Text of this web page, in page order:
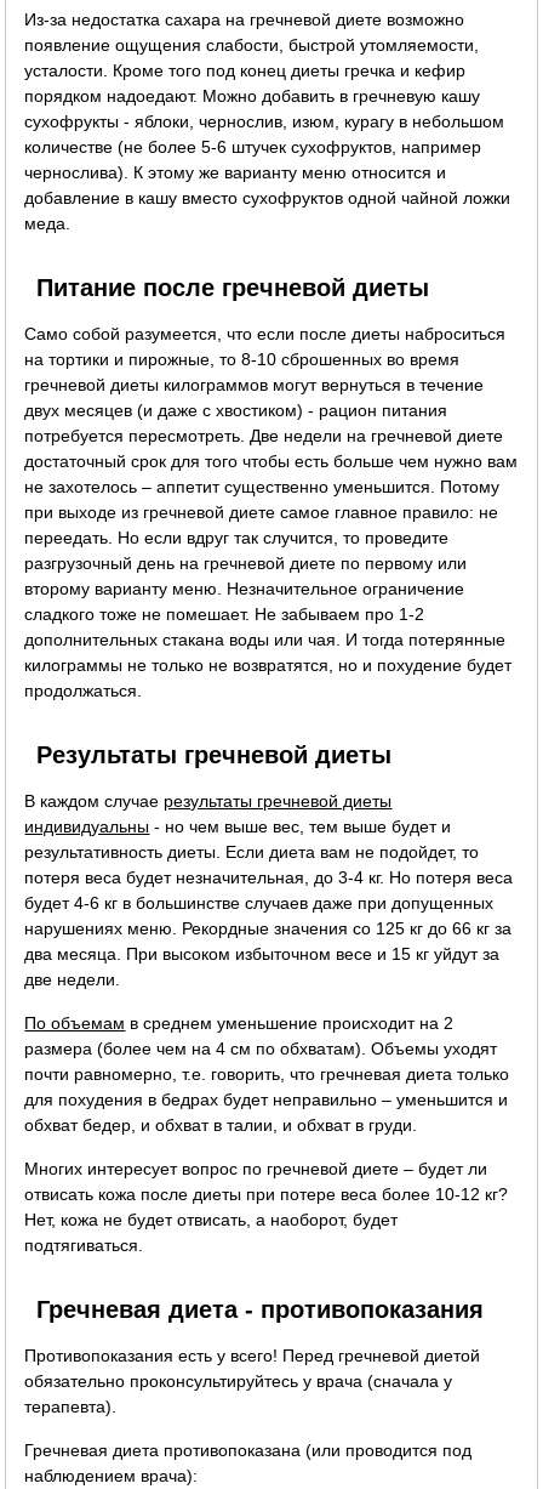
Из-за недостатка сахара на гречневой диете возможно
появление ощущения слабости, быстрой утомляемости,
усталости. Кроме того под конец диеты гречка и кефир
порядком надоедают. Можно добавить в гречневую кашу
сухофрукты - яблоки, чернослив, изюм, курагу в небольшом
количестве (не более 5-6 штучек сухофруктов, например
чернослива). К этому же варианту меню относится и
добавление в кашу вместо сухофруктов одной чайной ложки
меда.
Питание после гречневой диеты
Само собой разумеется, что если после диеты наброситься
на тортики и пирожные, то 8-10 сброшенных во время
гречневой диеты килограммов могут вернуться в течение
двух месяцев (и даже с хвостиком) - рацион питания
потребуется пересмотреть. Две недели на гречневой диете
достаточный срок для того чтобы есть больше чем нужно вам
не захотелось – аппетит существенно уменьшится. Потому
при выходе из гречневой диете самое главное правило: не
переедать. Но если вдруг так случится, то проведите
разгрузочный день на гречневой диете по первому или
второму варианту меню. Незначительное ограничение
сладкого тоже не помешает. Не забываем про 1-2
дополнительных стакана воды или чая. И тогда потерянные
килограммы не только не возвратятся, но и похудение будет
продолжаться.
Результаты гречневой диеты
В каждом случае результаты гречневой диеты
индивидуальны - но чем выше вес, тем выше будет и
результативность диеты. Если диета вам не подойдет, то
потеря веса будет незначительная, до 3-4 кг. Но потеря веса
будет 4-6 кг в большинстве случаев даже при допущенных
нарушениях меню. Рекордные значения со 125 кг до 66 кг за
два месяца. При высоком избыточном весе и 15 кг уйдут за
две недели.
По объемам в среднем уменьшение происходит на 2
размера (более чем на 4 см по обхватам). Объемы уходят
почти равномерно, т.е. говорить, что гречневая диета только
для похудения в бедрах будет неправильно – уменьшится и
обхват бедер, и обхват в талии, и обхват в груди.
Многих интересует вопрос по гречневой диете – будет ли
отвисать кожа после диеты при потере веса более 10-12 кг?
Нет, кожа не будет отвисать, а наоборот, будет
подтягиваться.
Гречневая диета - противопоказания
Противопоказания есть у всего! Перед гречневой диетой
обязательно проконсультируйтесь у врача (сначала у
терапевта).
Гречневая диета противопоказана (или проводится под
наблюдением врача):